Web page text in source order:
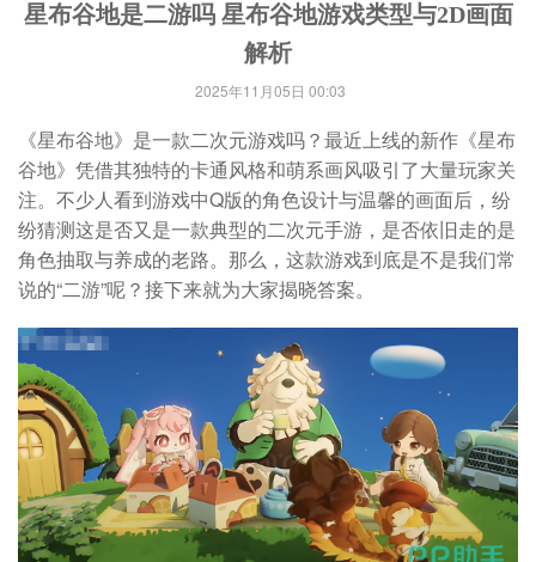
星布谷地是二游吗 星布谷地游戏类型与2D画面
解析
2025年11月05日 00:03
《星布谷地》是一款二次元游戏吗？最近上线的新作《星布
谷地》凭借其独特的卡通风格和萌系画风吸引了大量玩家关
注。不少人看到游戏中Q版的角色设计与温馨的画面后，纷
纷猜测这是否又是一款典型的二次元手游，是否依旧走的是
角色抽取与养成的老路。那么，这款游戏到底是不是我们常
说的“二游”呢？接下来就为大家揭晓答案。